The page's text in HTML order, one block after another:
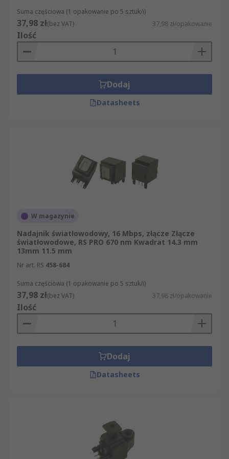
Suma częściowa (1 opakowanie po 5 sztuk/i)
37,98 zł(bez VAT) 37,98 zł/opakowanie
Ilość
Dodaj
Datasheets
W magazynie
Nadajnik światłowodowy, 16 Mbps, złącze Złącze
światłowodowe, RS PRO 670 nm Kwadrat 14.3 mm
13mm 11.5 mm
Nr art. RS 458-684
Suma częściowa (1 opakowanie po 5 sztuk/i)
37,98 zł(bez VAT) 37,98 zł/opakowanie
Ilość
Dodaj
Datasheets